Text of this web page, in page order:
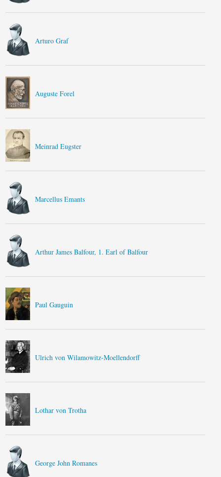
Arturo Graf
Auguste Forel
Meinrad Eugster
Marcellus Emants
Arthur James Balfour, 1. Earl of Balfour
Paul Gauguin
Ulrich von Wilamowitz-Moellendorff
Lothar von Trotha
George John Romanes